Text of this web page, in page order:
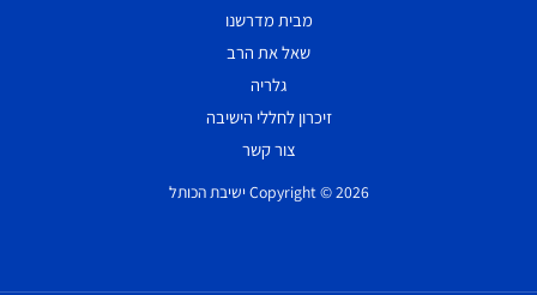
מבית מדרשנו
שאל את הרב
גלריה
זיכרון לחללי הישיבה
צור קשר
Copyright © 2026 ישיבת הכותל